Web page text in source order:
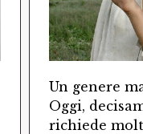
Un genere
Oggi,
richiede